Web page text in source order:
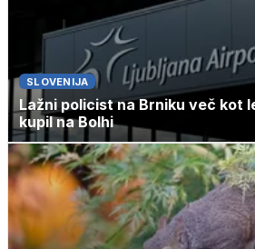
SLOVENIJA
Lažni policist na Brniku več kot
kupil na Bolhi